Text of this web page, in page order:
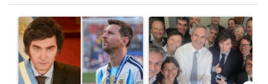
Un artículo de tendencia con el título "Milei despidió a Jorge Messi
Un artículo de tendencia con el